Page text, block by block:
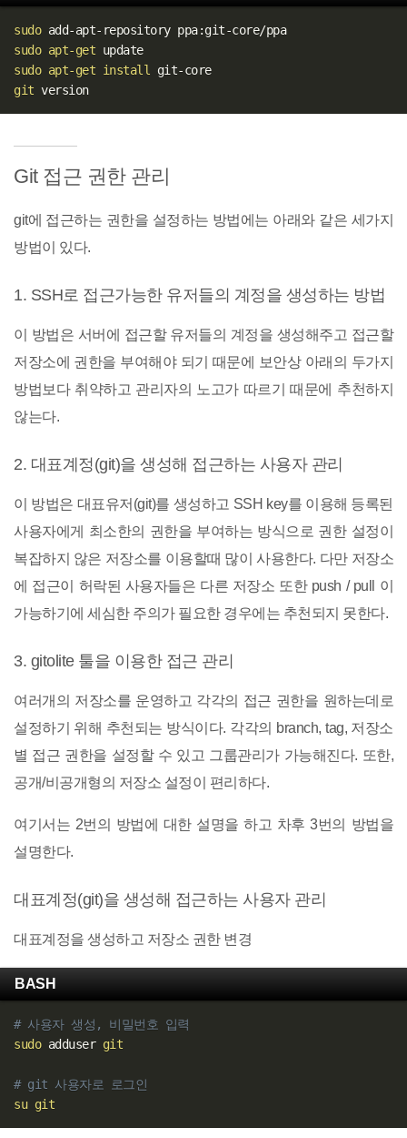
sudo
add-apt-repository ppa:git-core/ppa
sudo apt-get
update
sudo apt-get install
git-core
git
version
Git 접근 권한 관리
git에 접근하는 권한을 설정하는 방법에는 아래와 같은 세가지
방법이 있다.
1. SSH로 접근가능한 유저들의 계정을 생성하는 방법
이 방법은 서버에 접근할 유저들의 계정을 생성해주고 접근할
저장소에 권한을 부여해야 되기 때문에 보안상 아래의 두가지
방법보다 취약하고 관리자의 노고가 따르기 때문에 추천하지
않는다.
2. 대표계정(git)을 생성해 접근하는 사용자 관리
이 방법은 대표유저(git)를 생성하고 SSH key를 이용해 등록된
사용자에게 최소한의 권한을 부여하는 방식으로 권한 설정이
복잡하지 않은 저장소를 이용할때 많이 사용한다. 다만 저장소
에 접근이 허락된 사용자들은 다른 저장소 또한 push / pull 이
가능하기에 세심한 주의가 필요한 경우에는 추천되지 못한다.
3. gitolite 툴을 이용한 접근 관리
여러개의 저장소를 운영하고 각각의 접근 권한을 원하는데로
설정하기 위해 추천되는 방식이다. 각각의 branch, tag, 저장소
별 접근 권한을 설정할 수 있고 그룹관리가 가능해진다. 또한,
공개/비공개형의 저장소 설정이 편리하다.
여기서는 2번의 방법에 대한 설명을 하고 차후 3번의 방법을
설명한다.
대표계정(git)을 생성해 접근하는 사용자 관리
대표계정을 생성하고 저장소 권한 변경
BASH
# 사용자 생성, 비밀번호 입력
sudo adduser git
# git 사용자로 로그인
su git